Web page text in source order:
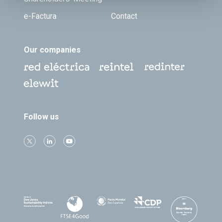
e-Factura Contact
Our companies
Follow us